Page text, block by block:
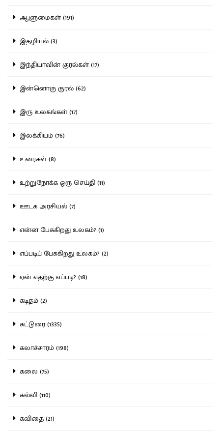
ஆளுமைகள் (191)
இதழியல் (3)
இந்தியாவின் குரல்கள் (17)
இன்னொரு குரல் (62)
இரு உலகங்கள் (17)
இலக்கியம் (76)
உரைகள் (8)
உற்றுநோக்க ஒரு செய்தி (11)
ஊடக அரசியல் (7)
என்ன பேசுகிறது உலகம்? (1)
எப்படிப் பேசுகிறது உலகம்? (2)
ஏன் எதற்கு எப்படி? (18)
கடிதம் (2)
கட்டுரை (1335)
கலாச்சாரம் (198)
கலை (75)
கல்வி (110)
கவிதை (21)